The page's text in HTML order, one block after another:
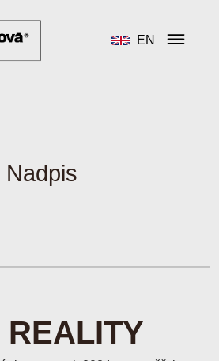
EN
Nadpis
REALITY